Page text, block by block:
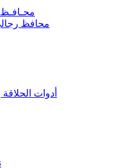
محـافـظ
محافظ
أدوات